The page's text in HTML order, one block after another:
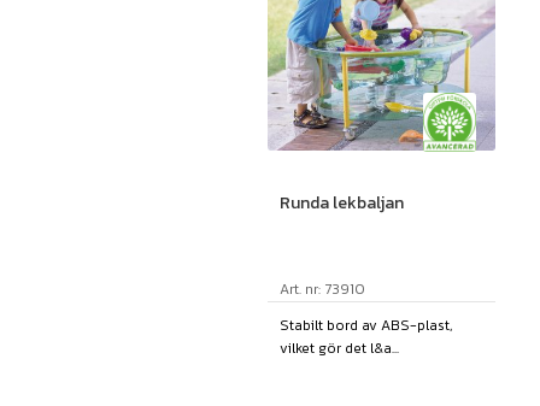
Runda lekbaljan
Art. nr: 73910
Stabilt bord av ABS-plast,
vilket gör det l&a...